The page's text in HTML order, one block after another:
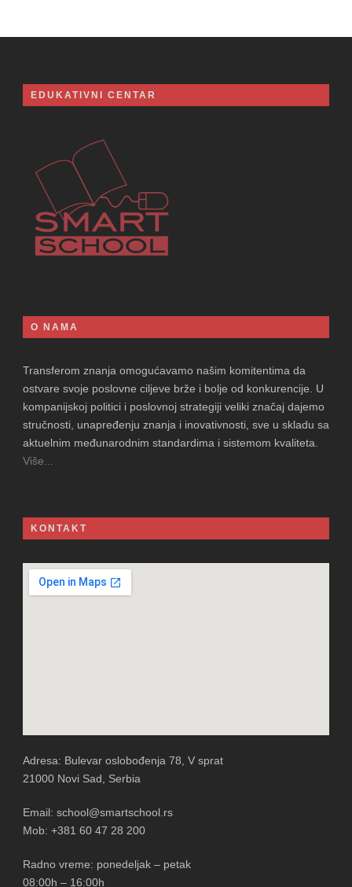
EDUKATIVNI CENTAR
O NAMA
Transferom znanja omogućavamo našim komitentima da
ostvare svoje poslovne ciljeve brže i bolje od konkurencije. U
kompanijskoj politici i poslovnoj strategiji veliki značaj dajemo
stručnosti, unapređenju znanja i inovativnosti, sve u skladu sa
aktuelnim međunarodnim standardima i sistemom kvaliteta.
Više...
KONTAKT
Adresa: Bulevar oslobođenja 78, V sprat
21000 Novi Sad, Serbia
Email: school@smartschool.rs
Mob: +381 60 47 28 200
Radno vreme: ponedeljak – petak
08:00h – 16:00h